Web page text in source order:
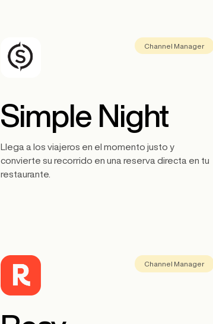
Channel Manager
Simple Night
Llega a los viajeros en el momento justo y
convierte su recorrido en una reserva directa en tu
restaurante.
Channel Manager